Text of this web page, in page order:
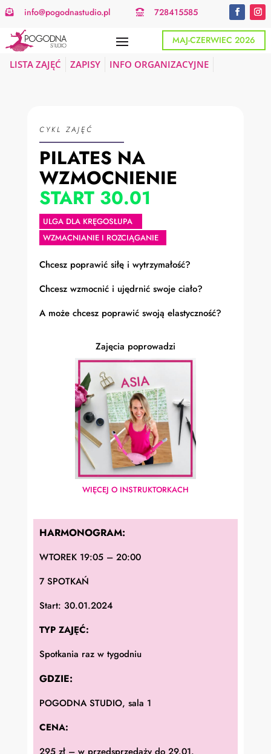
 info@pogodnastudio.pl  728415585
MAJ-CZERWIEC 2026
LISTA ZAJĘĆ
ZAPISY INFO ORGANIZACYJNE
CYKL ZAJĘĆ
PILATES NA
WZMOCNIENIE
START 30.01
ULGA DLA KRĘGOSŁUPA
WZMACNIANIE I ROZCIĄGANIE
Chcesz poprawić siłę i wytrzymałość?
Chcesz wzmocnić i ujędrnić swoje ciało?
A może chcesz poprawić swoją elastyczność?
Zajęcia poprowadzi
WIĘCEJ O INSTRUKTORKACH
HARMONOGRAM:
WTOREK 19:05 – 20:00
7 SPOTKAŃ
Start: 30.01.2024
TYP ZAJĘĆ:
Spotkania raz w tygodniu
GDZIE:
POGODNA STUDIO, sala 1
CENA: